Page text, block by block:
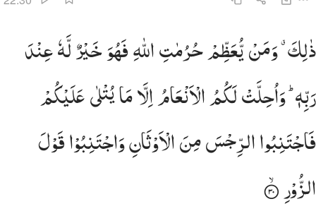
ذالك ومن يعظم حرمات الله فهو خير له عند ربه واحلت لكم الانعام الا ما يتلى عليكم فاجتنبوا الرجس من
ذَٰلِكَ وَمَن يُعَظِّمْ حُرُمَـٰتِ ٱللَّهِ فَهُوَ خَيْرٌۭ لَّهُۥ عِندَ رَبِّهِۦ ۗ وَأُحِلَّتْ لَكُمُ ٱلْأَنْعَـٰمُ إِلَّا مَا يُتْلَىٰ عَلَيْكُمْ
ذٰلِكَ ۗ وَمَنْیُّعَظِّمْحُرُمٰتِاللّٰهِفَهُوَخَیْرٌلَّهٗعِنْدَ
رَبِّهٖ ؕ وَاُحِلَّتْلَكُمُالْاَنْعَامُاِلَّامَایُتْلٰیعَلَیْكُمْ
فَاجْتَنِبُواالرِّجْسَمِنَالْاَوْثَانِوَاجْتَنِبُوْاقَوْلَ
الزُّوْرِ